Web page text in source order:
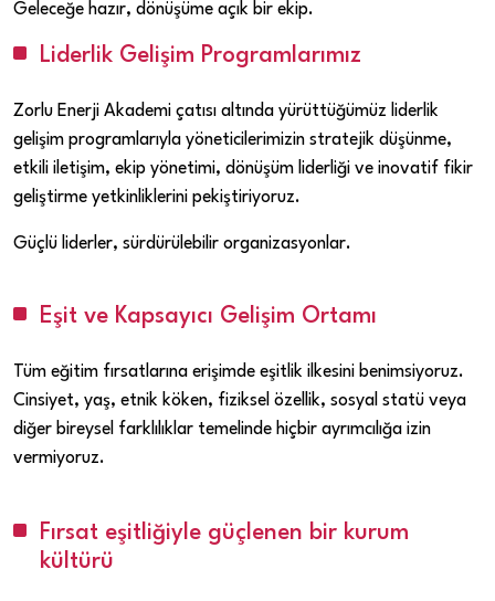
Geleceğe hazır, dönüşüme açık bir ekip.
Liderlik Gelişim Programlarımız
Zorlu Enerji Akademi çatısı altında yürüttüğümüz liderlik
gelişim programlarıyla yöneticilerimizin stratejik düşünme,
etkili iletişim, ekip yönetimi, dönüşüm liderliği ve inovatif fikir
geliştirme yetkinliklerini pekiştiriyoruz.
Güçlü liderler, sürdürülebilir organizasyonlar.
Eşit ve Kapsayıcı Gelişim Ortamı
Tüm eğitim fırsatlarına erişimde eşitlik ilkesini benimsiyoruz.
Cinsiyet, yaş, etnik köken, fiziksel özellik, sosyal statü veya
diğer bireysel farklılıklar temelinde hiçbir ayrımcılığa izin
vermiyoruz.
Fırsat eşitliğiyle güçlenen bir kurum
kültürü